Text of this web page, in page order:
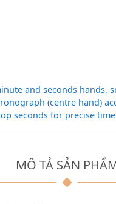
MÔ TẢ SẢN
and seconds hands,
(centre hand)
seconds for precise